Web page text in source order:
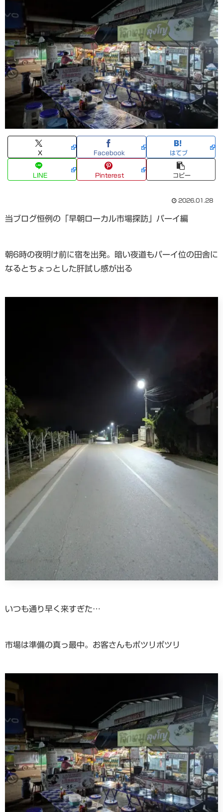
X Facebook はてブ
LINE Pinterest コピー
2026.01.28
当ブログ恒例の「早朝ローカル市場探訪」パーイ編
朝6時の夜明け前に宿を出発。暗い夜道もパーイ位の田舎に
なるとちょっとした肝試し感が出る
いつも通り早く来すぎた…
市場は準備の真っ最中。お客さんもポツリポツリ